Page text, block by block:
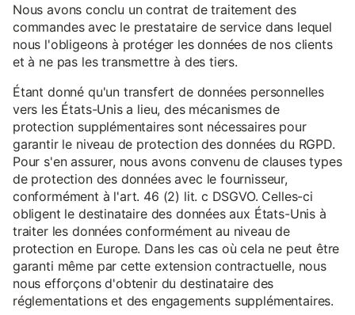
Nous avons conclu un contrat de traitement des
commandes avec le prestataire de service dans lequel
nous l'obligeons à protéger les données de nos clients
et à ne pas les transmettre à des tiers.
Étant donné qu'un transfert de données personnelles
vers les États-Unis a lieu, des mécanismes de
protection supplémentaires sont nécessaires pour
garantir le niveau de protection des données du RGPD.
Pour s'en assurer, nous avons convenu de clauses types
de protection des données avec le fournisseur,
conformément à l'art. 46 (2) lit. c DSGVO. Celles-ci
obligent le destinataire des données aux États-Unis à
traiter les données conformément au niveau de
protection en Europe. Dans les cas où cela ne peut être
garanti même par cette extension contractuelle, nous
nous efforçons d'obtenir du destinataire des
réglementations et des engagements supplémentaires.